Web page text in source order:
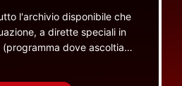
l'archivio disponibile che
a dirette speciali in
dove ascoltiamo